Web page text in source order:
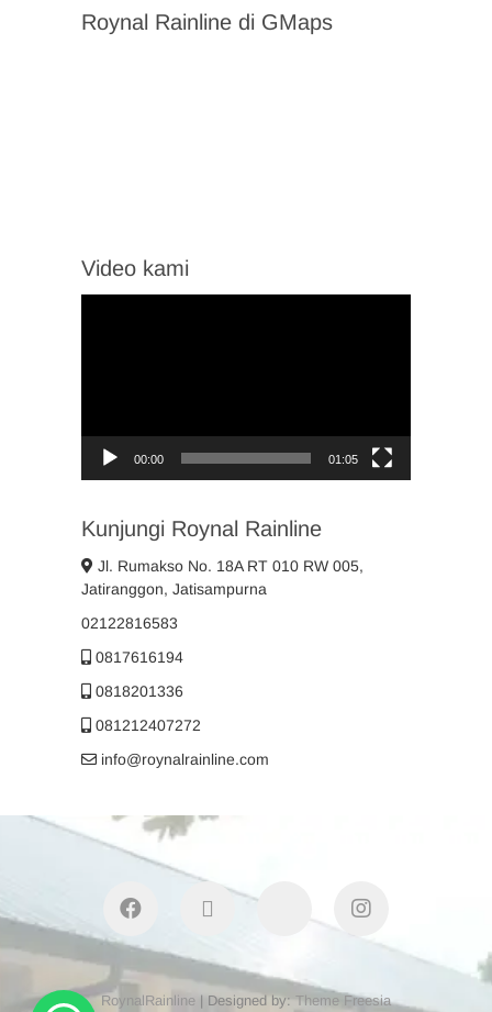
Roynal Rainline di GMaps
Video kami
00:00 01:05
Kunjungi Roynal Rainline
Jl. Rumakso No. 18A RT 010 RW 005,
Jatiranggon, Jatisampurna
02122816583
0817616194
0818201336
081212407272
info@roynalrainline.com
facebook twitter youtube instagram
RoynalRainline | Designed by: Theme Freesia